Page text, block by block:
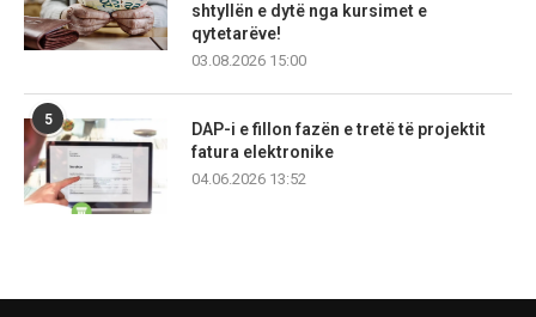
shtyllën e dytë nga kursimet e
qytetarëve!
03.08.2026 15:00
5
DAP-i e fillon fazën e tretë të projektit
fatura elektronike
04.06.2026 13:52